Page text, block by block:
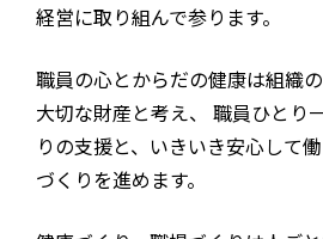
経営に取り組んで参ります。
職員の心とからだの健康は組織の
大切な財産と考え、 職員ひとり
りの支援と、いきいき安心して
づくりを進めます。